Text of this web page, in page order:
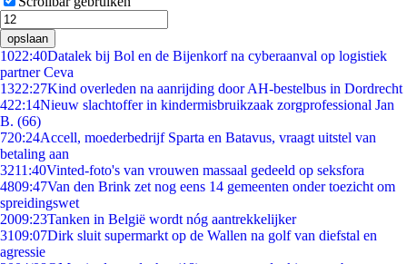
opslaan
1022:40Datalek bij Bol en de Bijenkorf na cyberaanval op logistiek
partner Ceva
1322:27Kind overleden na aanrijding door AH-bestelbus in Dordrecht
422:14Nieuw slachtoffer in kindermisbruikzaak zorgprofessional Jan
B. (66)
720:24Accell, moederbedrijf Sparta en Batavus, vraagt uitstel van
betaling aan
3211:40Vinted-foto's van vrouwen massaal gedeeld op seksfora
4809:47Van den Brink zet nog eens 14 gemeenten onder toezicht om
spreidingswet
2009:23Tanken in België wordt nóg aantrekkelijker
3109:07Dirk sluit supermarkt op de Wallen na golf van diefstal en
agressie